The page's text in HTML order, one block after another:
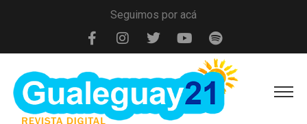
Seguimos por acá